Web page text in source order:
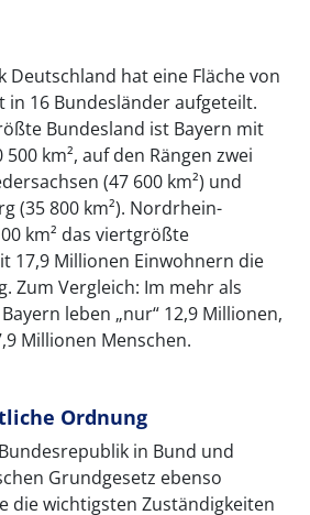
Deutschland hat eine Fläche von
in 16 Bundesländer aufgeteilt.
Bundesland ist Bayern mit
km², auf den Rängen zwei
(47 600 km²) und
(35 800 km²). Nordrhein-
km² das viertgrößte
17,9 Millionen Einwohnern die
Zum Vergleich: Im mehr als
leben „nur“ 12,9 Millionen,
Millionen Menschen.
Ordnung
in Bund und
Grundgesetz ebenso
die wichtigsten Zuständigkeiten